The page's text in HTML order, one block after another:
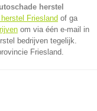
herstel
Friesland of ga
om via één e-mail in
bedrijven tegelijk.
Friesland.